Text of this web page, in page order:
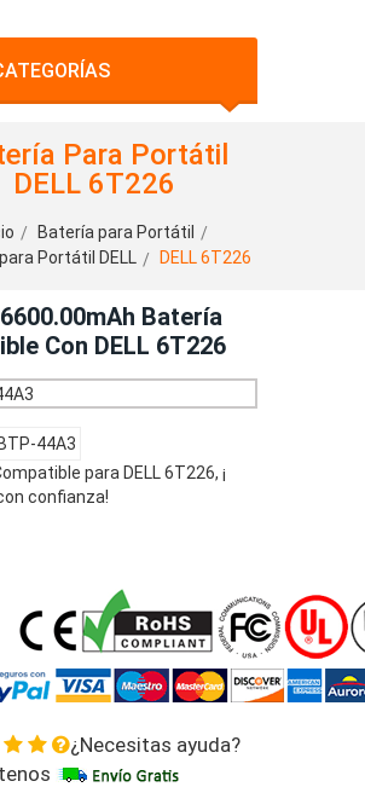
Para Portátil
DELL 6T226
Batería para Portátil
Portátil DELL
DELL 6T226
Batería
Con DELL 6T226
para DELL 6T226, ¡
confianza!
¿Necesitas ayuda?